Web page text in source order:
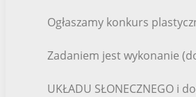
Ogłaszamy konkurs
Zadaniem jest wykonanie
UKŁADU SŁONECZNEGO i